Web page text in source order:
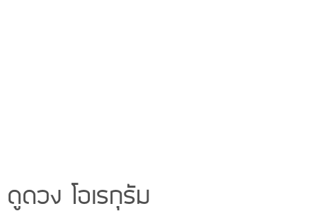
ดูดวง โอเรกุรัม